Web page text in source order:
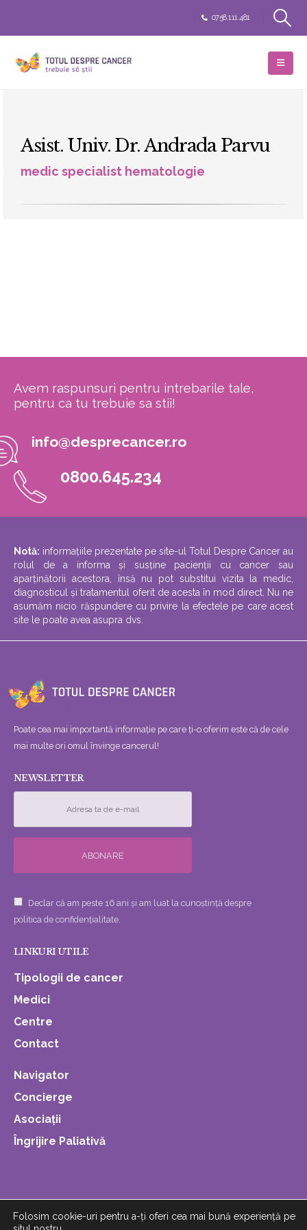
0758.111.481
Asist. Univ. Dr. Andrada Parvu
medic specialist hematologie
Avem raspunsuri pentru intrebarile tale,
pentru ca tu trebuie sa stii!
info@desprecancer.ro
0800.645.234
Notă: informațiile prezentate pe site-ul Totul Despre Cancer au
rolul de a informa și susține pacienții cu cancer sau
aparținătorii acestora, însă nu pot substitui vizita la medic,
diagnosticul și tratamentul oferit de acesta în mod direct. Nu ne
asumăm nicio răspundere cu privire la efectele pe care acest
site le poate avea asupra dvs.
Poate cea mai importantă informație pe care ți-o oferim este că de cele
mai multe ori omul învinge cancerul!
NEWSLETTER
Declar că am peste 16 ani și am luat la cunoștință despre
politica de confidențialitate.
LINKURI UTILE
Tipologii de cancer
Medici
Centre
Contact
Navigator
Concierge
Asociații
Îngrijire Paliativă
Folosim cookie-uri pentru a-ți oferi cea mai bună experiență pe